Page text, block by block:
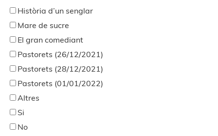
Història d’un senglar
Mare de sucre
El gran comediant
Pastorets (26/12/2021)
Pastorets (28/12/2021)
Pastorets (01/01/2022)
Altres
Si
No